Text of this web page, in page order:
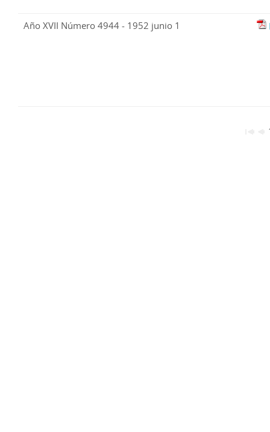
Año XVII Número 4944 - 1952 junio 1